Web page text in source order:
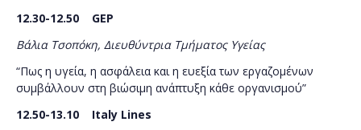
12.30-12.50 GEP
Βάλια Τσοπόκη, Διευθύντρια Τμήματος Υγείας
“Πως η υγεία, η ασφάλεια και η ευεξία των εργαζομένων
συμβάλλουν στη βιώσιμη ανάπτυξη κάθε οργανισμού”
12.50-13.10 Italy Lines